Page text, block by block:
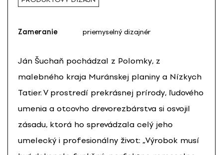
Zameranie priemyselný dizajnér
Ján Šuchaň pochádzal z Polomky, z
malebného kraja Muránskej planiny a Nízkych
Tatier. V prostredí prekrásnej prírody, ľudového
umenia a otcovho drevorezbárstva si osvojil
zásadu, ktorá ho sprevádzala celý jeho
umelecký i profesionálny život: „Výrobok musí